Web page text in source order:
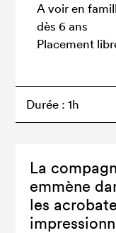
La
emmène
les
A voir en
dès 6 ans
Placement
Durée : 1h